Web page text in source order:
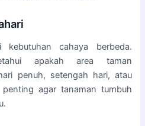
kebutuhan cahaya berbeda.
apakah area taman
penuh, setengah hari, atau
agar tanaman tumbuh